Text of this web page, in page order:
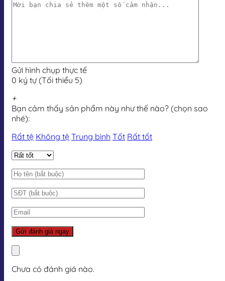
Gửi hình chụp thực tế
0 ký tự (Tối thiểu 5)
+
Bạn cảm thấy sản phẩm này như thế nào? (chọn sao
nhé):
Rất tệ Không tệ Trung bình Tốt Rất tốt
Chưa có đánh giá nào.